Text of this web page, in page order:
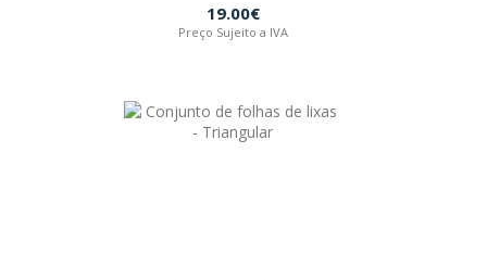
19.00€
Preço Sujeito a IVA